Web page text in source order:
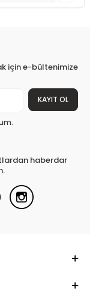
için e-bültenimize
KAYIT OL
haberdar